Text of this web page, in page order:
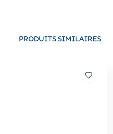
PRODUITS SIMILAIRES